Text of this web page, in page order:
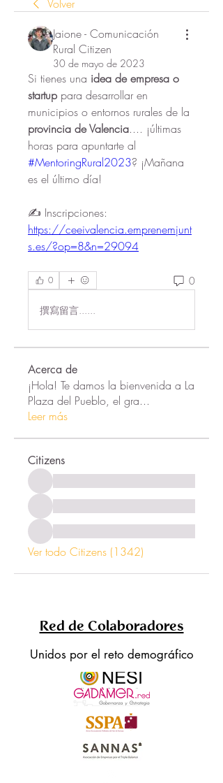
Volver
Jaione - Comunicación
Rural Citizen
30 de mayo de 2023
Si tienes una idea de empresa o
startup para desarrollar en
provincia de Valencia.... ¡últimas
#MentoringRural2023? ¡Mañana
es el último día!
✍️ Inscripciones:
https://ceeivalencia.emprenemjunt
s.es/?op=8&n=29094
0 0
撰寫留言......
Acerca de
¡Hola! Te damos la bienvenida a La
Plaza del Pueblo, el gra...
Leer más
Citizens
Ver todo Citizens (1342)
Red de Colaboradores
Unidos por el reto demográfico